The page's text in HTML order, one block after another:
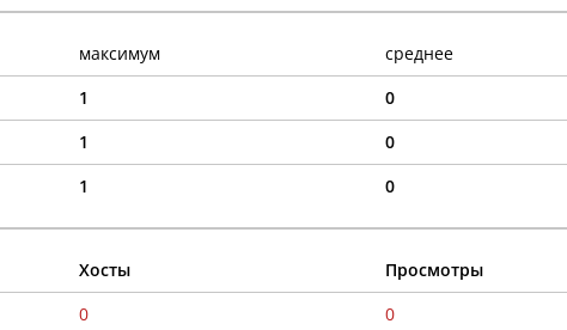
максимум
среднее
1
0
1
0
1 0
Хосты
Просмотры
0
0